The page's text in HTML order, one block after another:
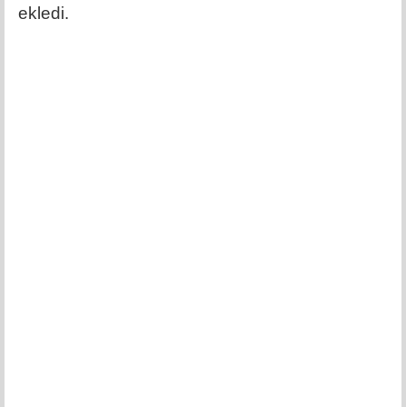
ekledi.